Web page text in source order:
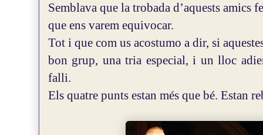
Semblava que la trobada d’aquests amics
que ens varem equivocar.
Tot i que com us acostumo a dir, si
bon grup, una tria especial, i un lloc
falli.
Els quatre punts estan més que bé. Estan